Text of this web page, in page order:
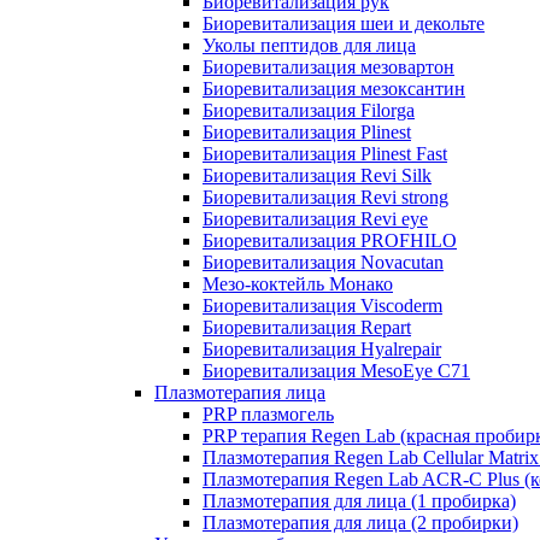
Биоревитализация шеи и декольте
Уколы пептидов для лица
Биоревитализация мезовартон
Биоревитализация мезоксантин
Биоревитализация Filorga
Биоревитализация Plinest
Биоревитализация Plinest Fast
Биоревитализация Revi Silk
Биоревитализация Revi strong
Биоревитализация Revi eye
Биоревитализация PROFHILO
Биоревитализация Novacutan
Мезо-коктейль Монако
Биоревитализация Viscoderm
Биоревитализация Repart
Биоревитализация Hyalrepair
Биоревитализация MesoEye C71
Плазмотерапия лица
PRP плазмогель
PRP терапия Regen Lab (красная
Плазмотерапия Regen Lab Cellular
Плазмотерапия Regen Lab ACR-C Plus
Плазмотерапия для лица (1 пробирка)
Плазмотерапия для лица (2 пробирки)